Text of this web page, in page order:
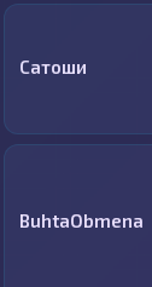
Сатоши
BuhtaObmena